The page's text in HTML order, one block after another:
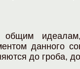
общим
данного
до гроба,